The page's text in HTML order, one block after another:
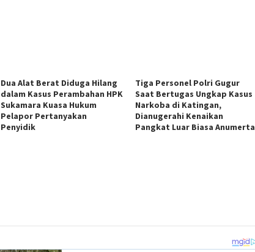
Dua Alat Berat Diduga Hilang
dalam Kasus Perambahan HPK
Sukamara Kuasa Hukum
Pelapor Pertanyakan
Penyidik
Tiga Personel Polri Gugur
Saat Bertugas Ungkap Kasus
Narkoba di Katingan,
Dianugerahi Kenaikan
Pangkat Luar Biasa Anumerta